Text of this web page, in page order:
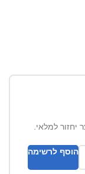
יחזור למלאי.
הוסף לרשימה